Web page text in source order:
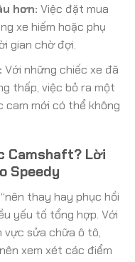
hơn: Việc đặt mua
xe hiếm hoặc phụ
gian chờ đợi.
Với những chiếc xe đã
thấp, việc bỏ ra một
mới có thể không
Camshaft? Lời
Speedy
thay hay phục hồi
yếu tố tổng hợp. Với
vực sửa chữa ô tô,
xem xét các điểm